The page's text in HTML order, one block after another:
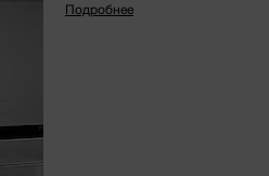
Подробнее